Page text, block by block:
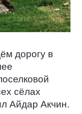
дорогу в
сёлах
Айдар Акчин.